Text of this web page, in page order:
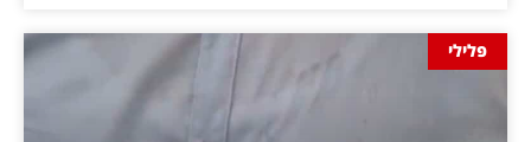
פלילי